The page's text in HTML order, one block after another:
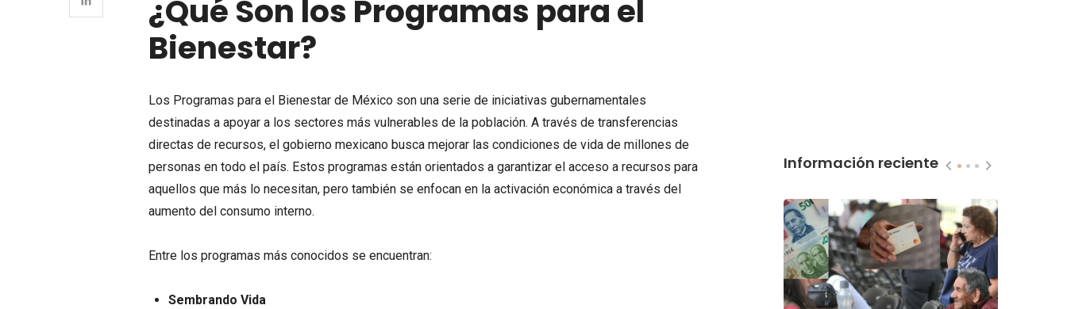
¿Qué Son los Programas para el
Bienestar?
Los Programas para el Bienestar de México son una serie de iniciativas gubernamentales
destinadas a apoyar a los sectores más vulnerables de la población. A través de transferencias
directas de recursos, el gobierno mexicano busca mejorar las condiciones de vida de millones de
personas en todo el país. Estos programas están orientados a garantizar el acceso a recursos para
aquellos que más lo necesitan, pero también se enfocan en la activación económica a través del
aumento del consumo interno.
Entre los programas más conocidos se encuentran:
Sembrando Vida
Información reciente